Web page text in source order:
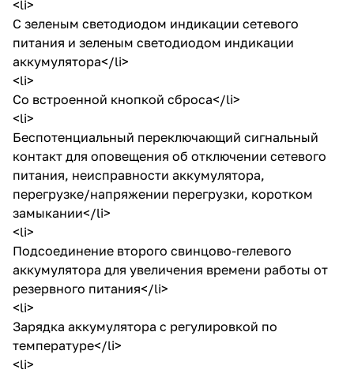
<li>
С зеленым светодиодом индикации сетевого
питания и зеленым светодиодом индикации
аккумулятора</li>
<li>
Со встроенной кнопкой сброса</li>
<li>
Беспотенциальный переключающий сигнальный
контакт для оповещения об отключении сетевого
питания, неисправности аккумулятора,
перегрузке/напряжении перегрузки, коротком
замыкании</li>
<li>
Подсоединение второго свинцово-гелевого
аккумулятора для увеличения времени работы от
резервного питания</li>
<li>
Зарядка аккумулятора с регулировкой по
температуре</li>
<li>